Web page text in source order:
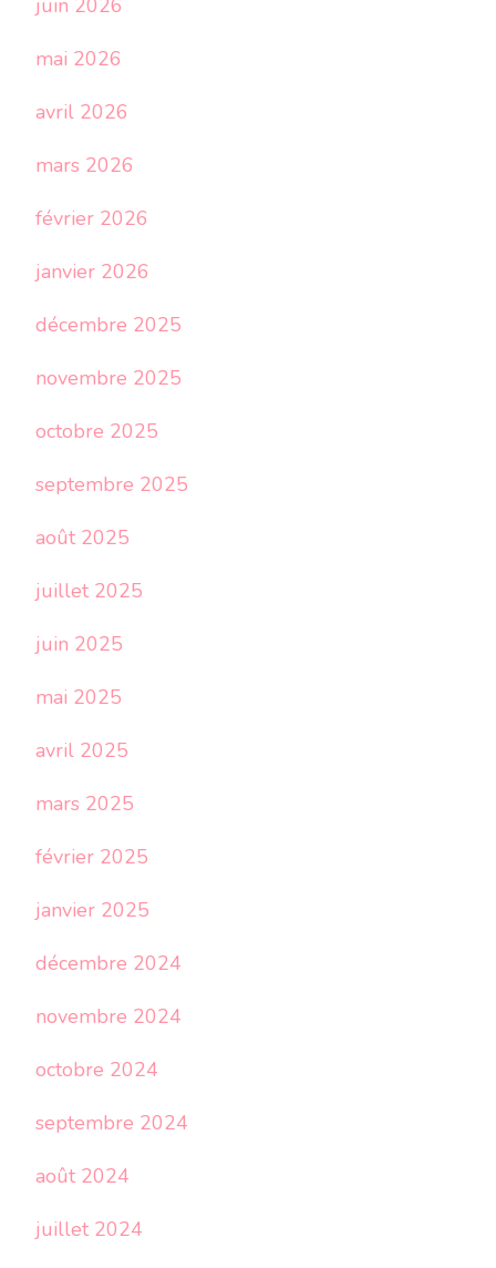
juin 2026
mai 2026
avril 2026
mars 2026
février 2026
janvier 2026
décembre 2025
novembre 2025
octobre 2025
septembre 2025
août 2025
juillet 2025
juin 2025
mai 2025
avril 2025
mars 2025
février 2025
janvier 2025
décembre 2024
novembre 2024
octobre 2024
septembre 2024
août 2024
juillet 2024